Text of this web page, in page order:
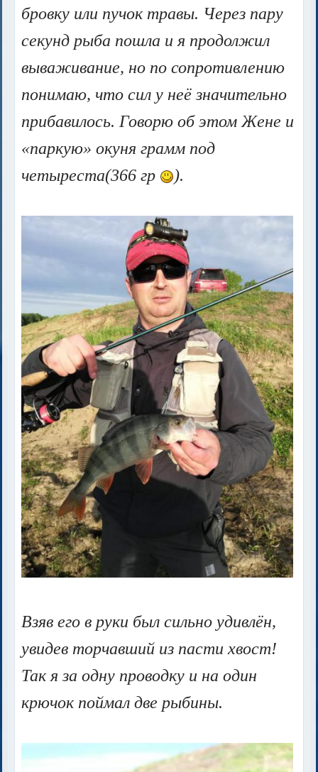
бровку или пучок травы. Через пару
секунд рыба пошла и я продолжил
вываживание, но по сопротивлению
понимаю, что сил у неё значительно
прибавилось. Говорю об этом Жене и
«паркую» окуня грамм под
четыреста(366 гр
).
Взяв его в руки был сильно удивлён,
увидев торчавший из пасти хвост!
Так я за одну проводку и на один
крючок поймал две рыбины.